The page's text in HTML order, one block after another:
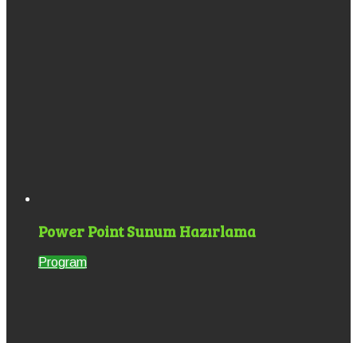
Power Point Sunum Hazırlama
Program